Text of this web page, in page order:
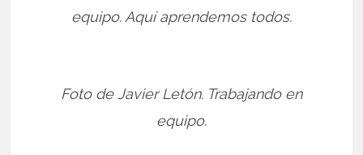
equipo. Aquí aprendemos todos.
Foto de Javier Letón. Trabajando en
equipo.